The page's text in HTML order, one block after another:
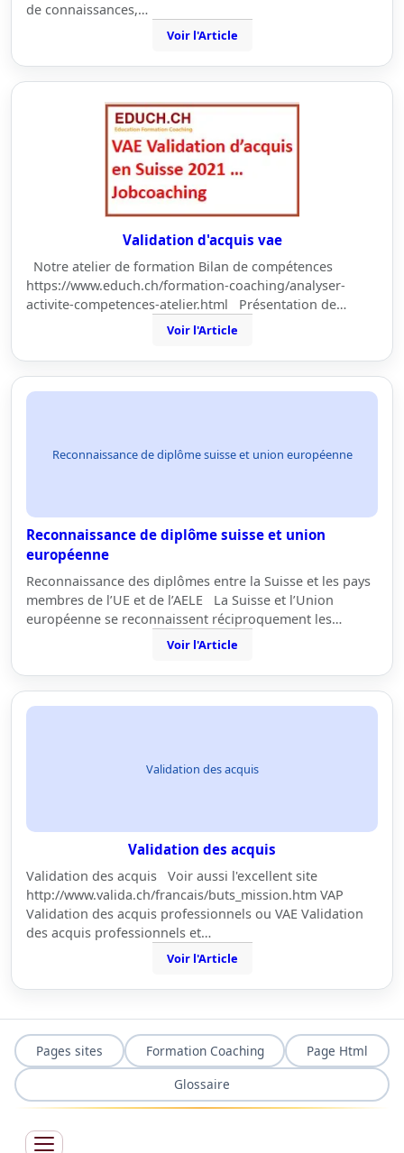
de connaissances,…
Voir l'Article
Validation d'acquis vae
Notre atelier de formation Bilan de compétences
https://www.educh.ch/formation-coaching/analyser-
activite-competences-atelier.html Présentation de…
Voir l'Article
Reconnaissance de diplôme suisse et union européenne
Reconnaissance de diplôme suisse et union
européenne
Reconnaissance des diplômes entre la Suisse et les pays
membres de l’UE et de l’AELE La Suisse et l’Union
européenne se reconnaissent réciproquement les…
Voir l'Article
Validation des acquis
Validation des acquis
Validation des acquis Voir aussi l'excellent site
http://www.valida.ch/francais/buts_mission.htm VAP
Validation des acquis professionnels ou VAE Validation
des acquis professionnels et…
Voir l'Article
Pages sites Formation Coaching
Page Html
Glossaire